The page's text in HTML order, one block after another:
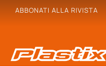
ABBONATI ALLA RIVISTA